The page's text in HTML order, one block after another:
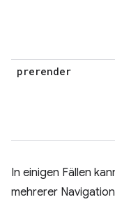
prerender
In einigen Fällen
mehrerer